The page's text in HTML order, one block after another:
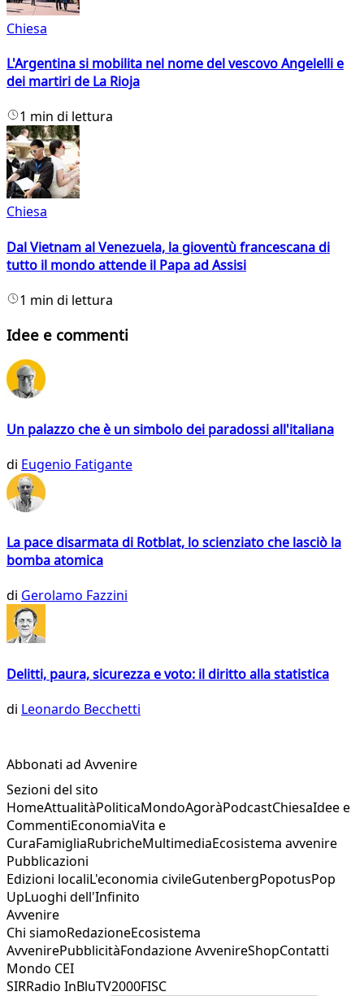
Chiesa
L'Argentina si mobilita nel nome del vescovo Angelelli e
dei martiri de La Rioja
1 min di lettura
Chiesa
Dal Vietnam al Venezuela, la gioventù francescana di
tutto il mondo attende il Papa ad Assisi
1 min di lettura
Idee e commenti
Un palazzo che è un simbolo dei paradossi all'italiana
di Eugenio Fatigante
La pace disarmata di Rotblat, lo scienziato che lasciò la
bomba atomica
di Gerolamo Fazzini
Delitti, paura, sicurezza e voto: il diritto alla statistica
di Leonardo Becchetti
Abbonati ad Avvenire
Sezioni del sito
HomeAttualitàPoliticaMondoAgoràPodcastChiesaIdee e
CommentiEconomiaVita e
CuraFamigliaRubricheMultimediaEcosistema avvenire
Pubblicazioni
Edizioni localiL'economia civileGutenbergPopotusPop
UpLuoghi dell'Infinito
Avvenire
Chi siamoRedazioneEcosistema
AvvenirePubblicitàFondazione AvvenireShopContatti
Mondo CEI
SIRRadio InBluTV2000FISC